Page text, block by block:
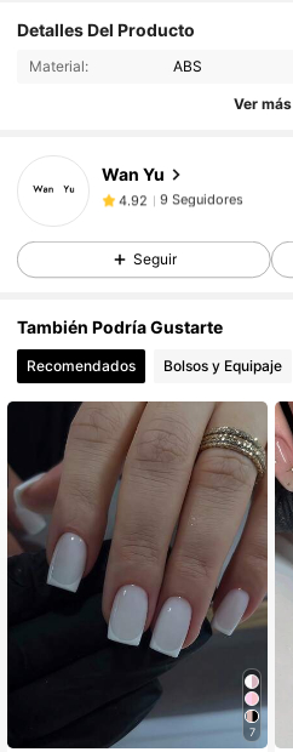
Detalles Del Producto
Material: ABS
Ver más
Wan Yu
9 Seguidores
9 Seguidores
4.92
9 Seguidores
a***useguidoHace 1 día
4.92 9 Seguidores
Seguir
También Podría Gustarte
Recomendados Bolsos y Equipaje
7